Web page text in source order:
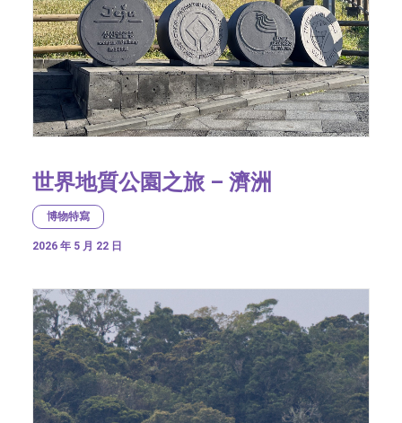
世界地質公園之旅 – 濟洲
博物特寫
2026 年 5 月 22 日